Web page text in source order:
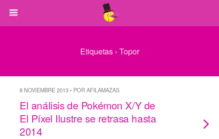
Etiquetas › Topor
8 NOVIEMBRE 2013 • POR AFILAMAZAS
El análisis de Pokémon X/Y de
El Píxel Ilustre se retrasa hasta
2014